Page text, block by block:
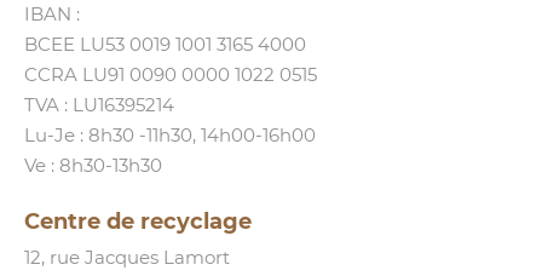
IBAN :
BCEE LU53 0019 1001 3165 4000
CCRA LU91 0090 0000 1022 0515
TVA : LU16395214
Lu-Je : 8h30 ‑11h30, 14h00-16h00
Ve : 8h30-13h30
Centre de recyclage
12, rue Jacques Lamort